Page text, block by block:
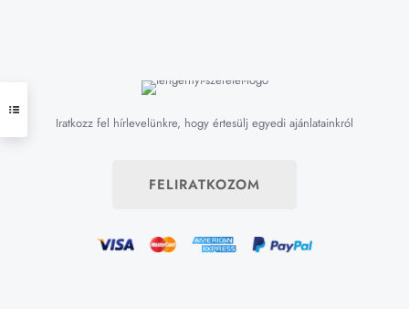
Iratkozz fel hírlevelünkre, hogy értesülj egyedi ajánlatainkról
FELIRATKOZOM